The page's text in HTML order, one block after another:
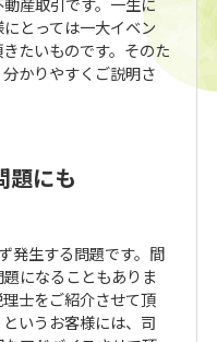
とっては一大イベン
たいものです。そのた
かりやすくご説明さ
題にも
発生する問題です。間
になることもありま
士をご紹介させて頂
いうお客様には、司